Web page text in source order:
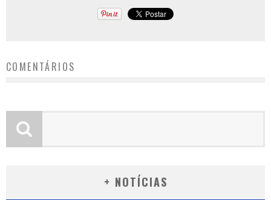
COMENTÁRIOS
+ NOTÍCIAS